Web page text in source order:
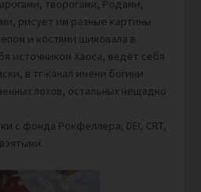
творогами, Родами,
рисует им разные картины.
и костями шиковала в
источником Хаоса, ведёт себя
в тг-канал имени богини
лохов, остальных нещадно
с фонда Рокфеллера, DEI, СRT,